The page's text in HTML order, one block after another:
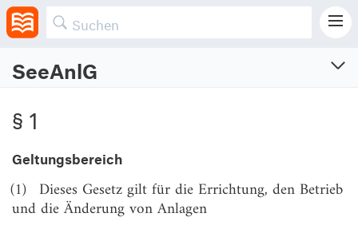
SeeAnlG
Vom 13.10.2016 (BGBl. I S. 2258, 2348)
§ 2
Planfeststellung
§ 1
Geltungsbereich
(1) Dieses Gesetz gilt für die Errichtung, den Betrieb
und die Änderung von Anlagen